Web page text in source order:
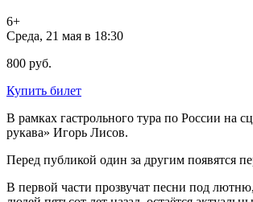
6+
Среда, 21 мая в 18:30
800 руб.
Купить билет
В рамках гастрольного тура по России на
рукава» Игорь Лисов.
Перед публикой один за другим появятся
В первой части прозвучат песни под